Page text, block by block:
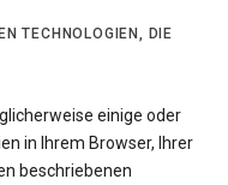
TECHNOLOGIEN, DIE
einige oder
in Ihrem Browser, Ihrer
beschriebenen